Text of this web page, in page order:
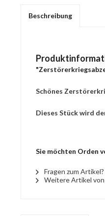
Beschreibung
Schönes
Dieses Stück wird
Sie möchten Orden
Fragen zum Artikel?
Weitere Artikel